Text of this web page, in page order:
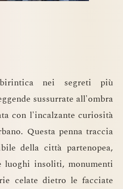
nei segreti più
sussurrate all'ombra
con l'incalzante curiosità
Questa penna traccia
della città partenopea,
luoghi insoliti, monumenti
celate dietro le facciate